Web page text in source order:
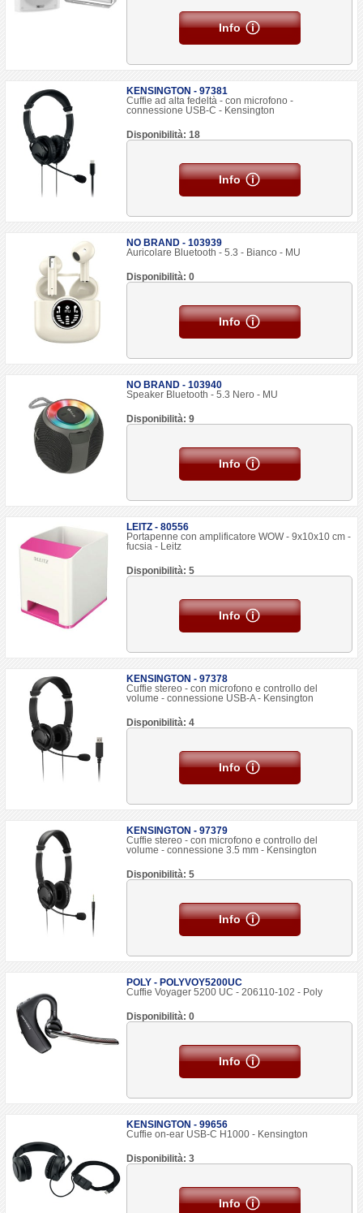
Info
KENSINGTON - 97381
Cuffie ad alta fedeltà - con microfono -
connessione USB-C - Kensington
Disponibilità: 18
Info
NO BRAND - 103939
Auricolare Bluetooth - 5.3 - Bianco - MU
Disponibilità: 0
Info
NO BRAND - 103940
Speaker Bluetooth - 5.3 Nero - MU
Disponibilità: 9
Info
LEITZ - 80556
Portapenne con amplificatore WOW - 9x10x10 cm -
fucsia - Leitz
Disponibilità: 5
Info
KENSINGTON - 97378
Cuffie stereo - con microfono e controllo del
volume - connessione USB-A - Kensington
Disponibilità: 4
Info
KENSINGTON - 97379
Cuffie stereo - con microfono e controllo del
volume - connessione 3.5 mm - Kensington
Disponibilità: 5
Info
POLY - POLYVOY5200UC
Cuffie Voyager 5200 UC - 206110-102 - Poly
Disponibilità: 0
Info
KENSINGTON - 99656
Cuffie on-ear USB-C H1000 - Kensington
Disponibilità: 3
Info